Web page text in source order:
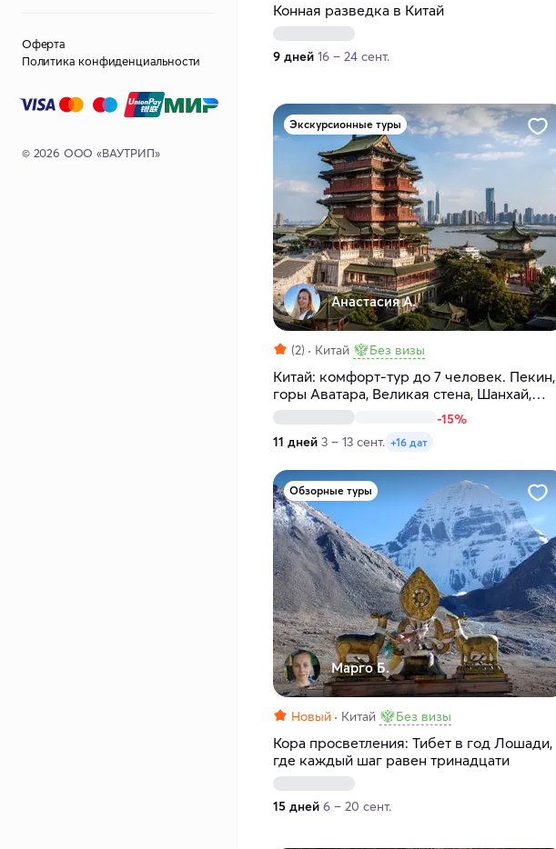
Оферта
Политика конфиденциальности
© 2026 ООО «ВАУТРИП»
Конная разведка в Китай
9 дней 16 – 24 сент.
Экскурсионные туры
Анастасия А.
(2) Китай Без визы
Китай: комфорт-тур до 7 человек. Пекин,
горы Аватара, Великая стена, Шанхай,
Терракотовая армия
-15%
11 дней 3 – 13 сент. +16 дат
Обзорные туры
Марго Б.
Новый Китай Без визы
Кора просветления: Тибет в год Лошади,
где каждый шаг равен тринадцати
15 дней 6 – 20 сент.